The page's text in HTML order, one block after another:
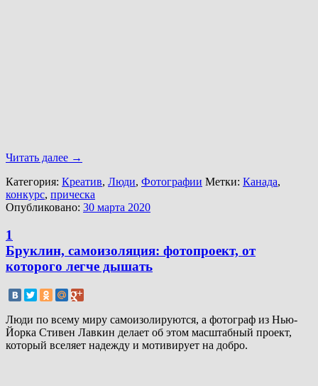
Читать далее →
Категория: Креатив, Люди, Фотографии Метки: Канада,
конкурс, прическа
Опубликовано: 30 марта 2020
1
Бруклин, самоизоляция: фотопроект, от
которого легче дышать
Люди по всему миру самоизолируются, а фотограф из Нью-
Йорка Стивен Лавкин делает об этом масштабный проект,
который вселяет надежду и мотивирует на добро.